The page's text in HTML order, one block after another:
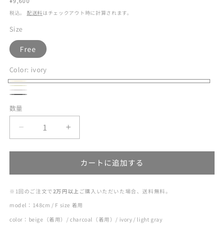
常
格
税込。 配送料はチェックアウト時に計算されます。
Size
Free
Color: ivory
ivory
beige
light
gray
数
数量
Shoulder
Fur
の
を
減
One
Shoulder
Fur
Knit
の
を
増
カートに追加する
※1回のご注文で2万円以上 ご購入いただいた場合、送料無料。
model：148cm / F size 着用
color：beige（着用）/ charcoal（着用）/ ivory / light gray